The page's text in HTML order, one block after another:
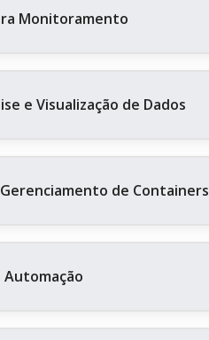
Monitoramento
e Visualização de Dados
de Containers
Automação